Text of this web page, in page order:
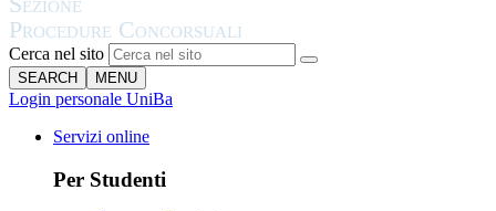
Cerca nel sito
SEARCH MENU
Login personale UniBa
Servizi online
Per Studenti